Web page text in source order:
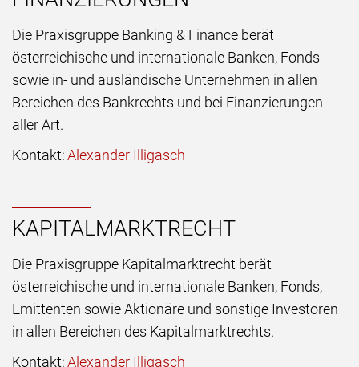
Die Praxisgruppe Banking & Finance berät
österreichische und internationale Banken, Fonds
sowie in- und ausländische Unternehmen in allen
Bereichen des Bankrechts und bei Finanzierungen
aller Art.
Kontakt:Alexander Illigasch
KAPITALMARKTRECHT
Die Praxisgruppe Kapitalmarktrecht berät
österreichische und internationale Banken, Fonds,
Emittenten sowie Aktionäre und sonstige Investoren
in allen Bereichen des Kapitalmarktrechts.
Kontakt:Alexander Illigasch